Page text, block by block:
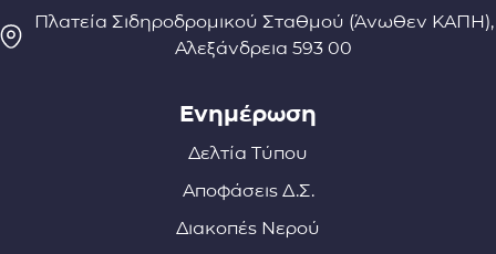
Πλατεία Σιδηροδρομικού Σταθμού (Άνωθεν ΚΑΠΗ),
Αλεξάνδρεια 593 00
Ενημέρωση
Δελτία Τύπου
Αποφάσεις Δ.Σ.
Διακοπές Νερού